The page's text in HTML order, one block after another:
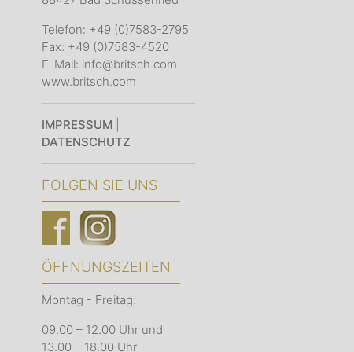
Telefon: +49 (0)7583-2795
Fax: +49 (0)7583-4520
E-Mail: info@britsch.com
www.britsch.com
IMPRESSUM
DATENSCHUTZ
FOLGEN SIE UNS
ÖFFNUNGSZEITEN
Montag - Freitag:
09.00 – 12.00 Uhr und
13.00 – 18.00 Uhr